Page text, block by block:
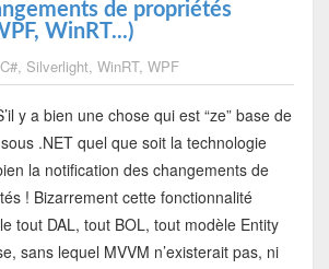
de propriétés
WinRT...)
C#, Silverlight, WinRT, WPF
y a bien une chose qui est “ze” base de
.NET quel que soit la technologie
la notification des changements de
! Bizarrement cette fonctionnalité
tout DAL, tout BOL, tout modèle Entity
sans lequel MVVM n’existerait pas, ni